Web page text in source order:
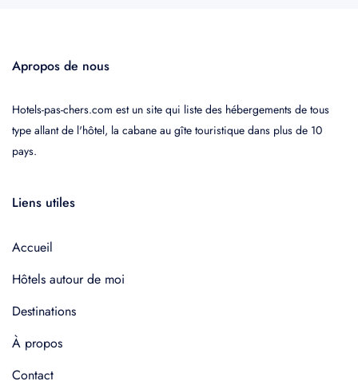
Apropos de nous
Hotels-pas-chers.com est un site qui liste des hébergements de tous
type allant de l'hôtel, la cabane au gîte touristique dans plus de 10
pays.
Liens utiles
Accueil
Hôtels autour de moi
Destinations
À propos
Contact